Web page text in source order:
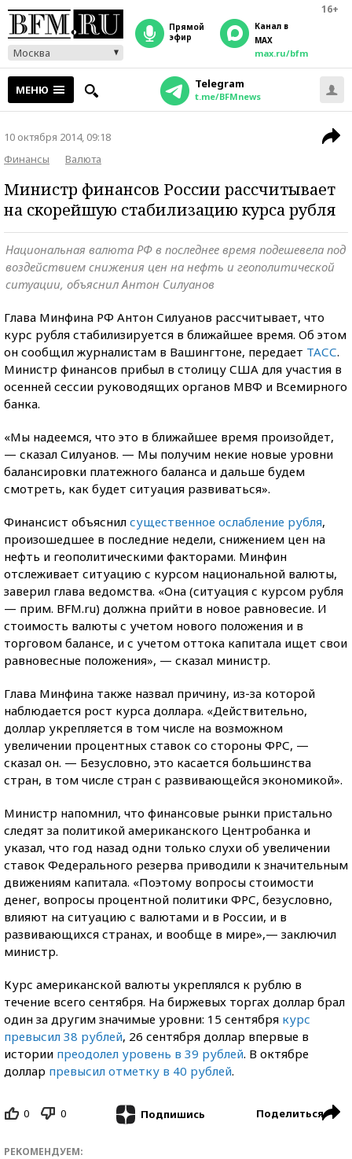
16+
Москва
прямой
эфир
Канал в
MAX
max.ru/bfm
МЕНЮ Telegram
t.me/BFMnews
10 октября 2014, 09:18
Финансы
Валюта
Министр финансов России рассчитывает
на скорейшую стабилизацию курса рубля
Национальная валюта РФ в последнее время подешевела под
воздействием снижения цен на нефть и геополитической
ситуации, объяснил Антон Силуанов
Глава Минфина РФ Антон Силуанов рассчитывает, что
курс рубля стабилизируется в ближайшее время. Об этом
он сообщил журналистам в Вашингтоне, передает ТАСС.
Министр финансов прибыл в столицу США для участия в
осенней сессии руководящих органов МВФ и Всемирного
банка.
«Мы надеемся, что это в ближайшее время произойдет,
— сказал Силуанов. — Мы получим некие новые уровни
балансировки платежного баланса и дальше будем
смотреть, как будет ситуация развиваться».
Финансист объяснил существенное ослабление рубля,
произошедшее в последние недели, снижением цен на
нефть и геополитическими факторами. Минфин
отслеживает ситуацию с курсом национальной валюты,
заверил глава ведомства. «Она (ситуация с курсом рубля
— прим. BFM.ru) должна прийти в новое равновесие. И
стоимость валюты с учетом нового положения и в
торговом балансе, и с учетом оттока капитала ищет свои
равновесные положения», — сказал министр.
Глава Минфина также назвал причину, из-за которой
наблюдается рост курса доллара. «Действительно,
доллар укрепляется в том числе на возможном
увеличении процентных ставок со стороны ФРС, —
сказал он. — Безусловно, это касается большинства
стран, в том числе стран с развивающейся экономикой».
Министр напомнил, что финансовые рынки пристально
следят за политикой американского Центробанка и
указал, что год назад одни только слухи об увеличении
ставок Федерального резерва приводили к значительным
движениям капитала. «Поэтому вопросы стоимости
денег, вопросы процентной политики ФРС, безусловно,
влияют на ситуацию с валютами и в России, и в
развивающихся странах, и вообще в мире»,— заключил
министр.
Курс американской валюты укреплялся к рублю в
течение всего сентября. На биржевых торгах доллар брал
один за другим значимые уровни: 15 сентября курс
превысил 38 рублей, 26 сентября доллар впервые в
истории преодолел уровень в 39 рублей. В октябре
доллар превысил отметку в 40 рублей.
0 0 Подпишись Поделиться
РЕКОМЕНДУЕМ: